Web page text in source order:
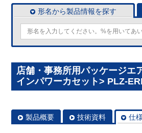
形名から製品情報を探す
店舗・事務所用パッケージエ
インパワーカセット> PLZ-
製品概要 技術資料 仕